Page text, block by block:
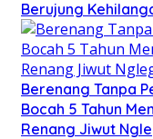
Berujung
Berenang Tanpa
Bocah 5 Tahun
Renang Jiwut